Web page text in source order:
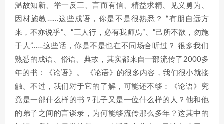
温故知新、举一反三、言而有信、精益求精、见义勇为、
因材施教……这些成语，你是不是很熟悉？ “有朋自远方
来，不亦说乎”、“三人行，必有我师焉”、“己所不欲，勿施
于人”……这些话，你是不是也在不同场合听过？ 很多我们
熟悉的成语、俗语、典故，其实都来自一部流传了2000多
年的书：《论语》。 《论语》的很多内容，我们很小就接
触。不过，我们对于它的了解，可能还不够：《论语》究
竟是一部什么样的书？孔子又是一位什么样的人？他和他
的弟子之间的言谈录，为何能够流传那么多年？这其中的